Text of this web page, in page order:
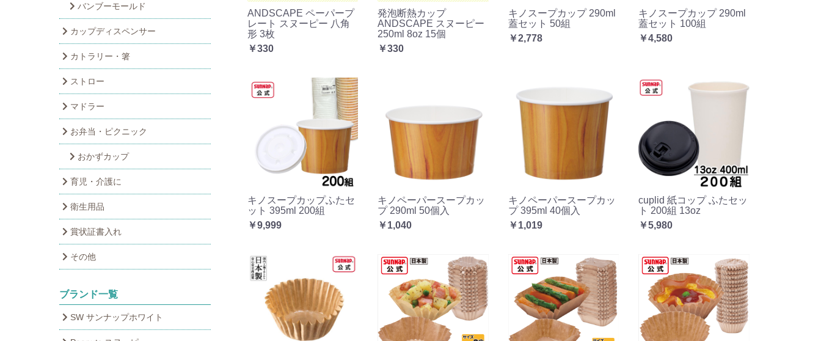
バンブーモールド
カップディスペンサー
カトラリー・箸
ストロー
マドラー
お弁当・ピクニック
おかずカップ
育児・介護に
衛生用品
賞状証書入れ
その他
ブランド一覧
SW サンナップホワイト
ANDSCAPE ペーパープ
レート スヌーピー 八角
形 3枚
￥330
発泡断熱カップ
ANDSCAPE スヌーピー
250ml 8oz 15個
￥330
キノスープカップ 290ml
蓋セット 50組
￥2,778
キノスープカップ 290ml
蓋セット 100組
￥4,580
キノスープカップふたセ
ット 395ml 200組
￥9,999
キノペーパースープカッ
プ 290ml 50個入
￥1,040
キノペーパースープカッ
プ 395ml 40個入
￥1,019
cuplid 紙コップ ふたセッ
ト 200組 13oz
￥5,980